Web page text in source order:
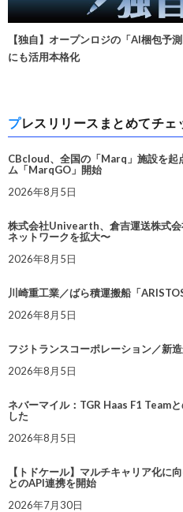
【独自】オープンロジの「AI梱包予
にも活用本格化
プレスリリースまとめてチェ
CBcloud、全国の「Marq」施設を起
ム「MarqGO」開始
2026年8月5日
株式会社Univearth、倉吉運送株式
ネットワークを拡大〜
2026年8月5日
川崎重工業／ばら積運搬船「
2026年8月5日
フジトランスコーポレーション／新
2026年8月5日
ネバーマイル：TGR Haas F1 Team
した
2026年8月5日
【トドケール】マルチキャリア化に
とのAPI連携を開始
2026年7月30日